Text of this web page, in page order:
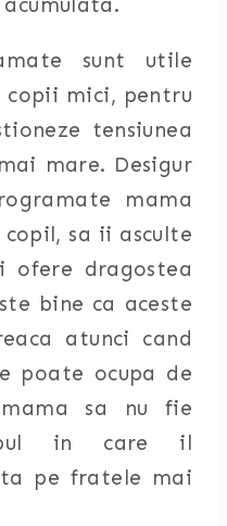
sunt utile
mici, pentru
tensiunea
mare. Desigur
mama
sa ii asculte
ofere dragostea
bine ca aceste
atunci cand
poate ocupa de
sa nu fie
in care il
pe fratele mai